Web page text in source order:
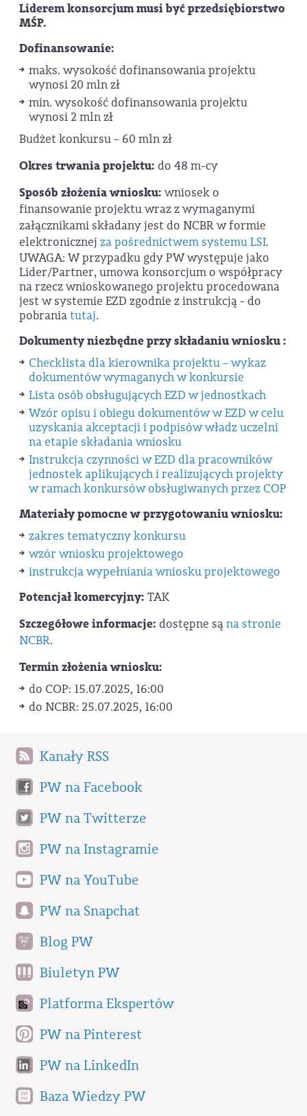
Liderem konsorcjum musi być przedsiębiorstwo
MŚP.
Dofinansowanie:
maks. wysokość dofinansowania projektu
wynosi 20 mln zł
min. wysokość dofinansowania projektu
wynosi 2 mln zł
Budżet konkursu – 60 mln zł
Okres trwania projektu: do 48 m-cy
Sposób złożenia wniosku: wniosek o
finansowanie projektu wraz z wymaganymi
załącznikami składany jest do NCBR w formie
elektronicznej za pośrednictwem systemu LSI.
UWAGA: W przypadku gdy PW występuje jako
Lider/Partner, umowa konsorcjum o współpracy
na rzecz wnioskowanego projektu procedowana
jest w systemie EZD zgodnie z instrukcją - do
pobraniatutaj.
Dokumenty niezbędne przy składaniu wniosku :
Checklista dla kierownika projektu – wykaz
dokumentów wymaganych w konkursie
Lista osób obsługujących EZD w jednostkach
Wzór opisu i obiegu dokumentów w EZD w celu
uzyskania akceptacji i podpisów władz uczelni
na etapie składania wniosku
Instrukcja czynności w EZD dla pracowników
jednostek aplikujących i realizujących projekty
w ramach konkursów obsługiwanych przez COP
Materiały pomocne w przygotowaniu wniosku:
zakres tematyczny konkursu
wzór wniosku projektowego
instrukcja wypełniania wniosku projektowego
Potencjał komercyjny: TAK
Szczegółowe informacje: dostępne sąna stronie
NCBR.
Termin złożenia wniosku:
do COP: 15.07.2025, 16:00
do NCBR: 25.07.2025, 16:00
Kanały RSS
PW na Facebook
PW na Twitterze
PW na Instagramie
PW na YouTube
PW na Snapchat
Blog PW
Biuletyn PW
Platforma Ekspertów
PW na Pinterest
PW na LinkedIn
Baza Wiedzy PW